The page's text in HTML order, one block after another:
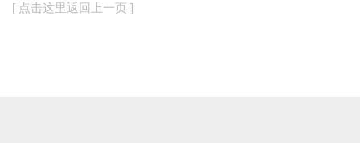
[ 点击这里返回上一页 ]